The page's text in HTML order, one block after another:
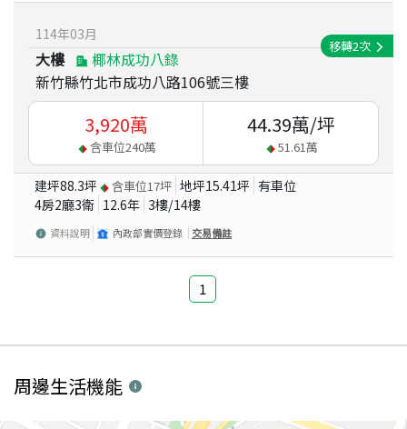
114年03月
大樓
椰林成功八錄
新竹縣竹北市成功八路106號三樓
移轉2次
3,920萬
含車位240萬
44.39萬/坪
51.61萬
建坪88.3坪 含車位17坪 地坪15.41坪 有車位
4房2廳3衛 12.6年 3樓/14樓
資料說明 內政部實價登錄 交易備註
1
周邊生活機能